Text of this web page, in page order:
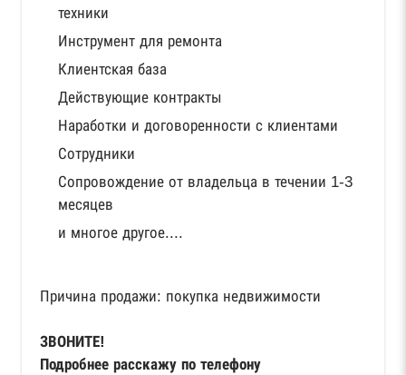
техники
Инструмент для ремонта
Клиентская база
Действующие контракты
Наработки и договоренности с клиентами
Сотрудники
Сопровождение от владельца в течении 1-3
месяцев
и многое другое....
Причина продажи: покупка недвижимости
ЗВОНИТЕ!
Подробнее расскажу по телефону